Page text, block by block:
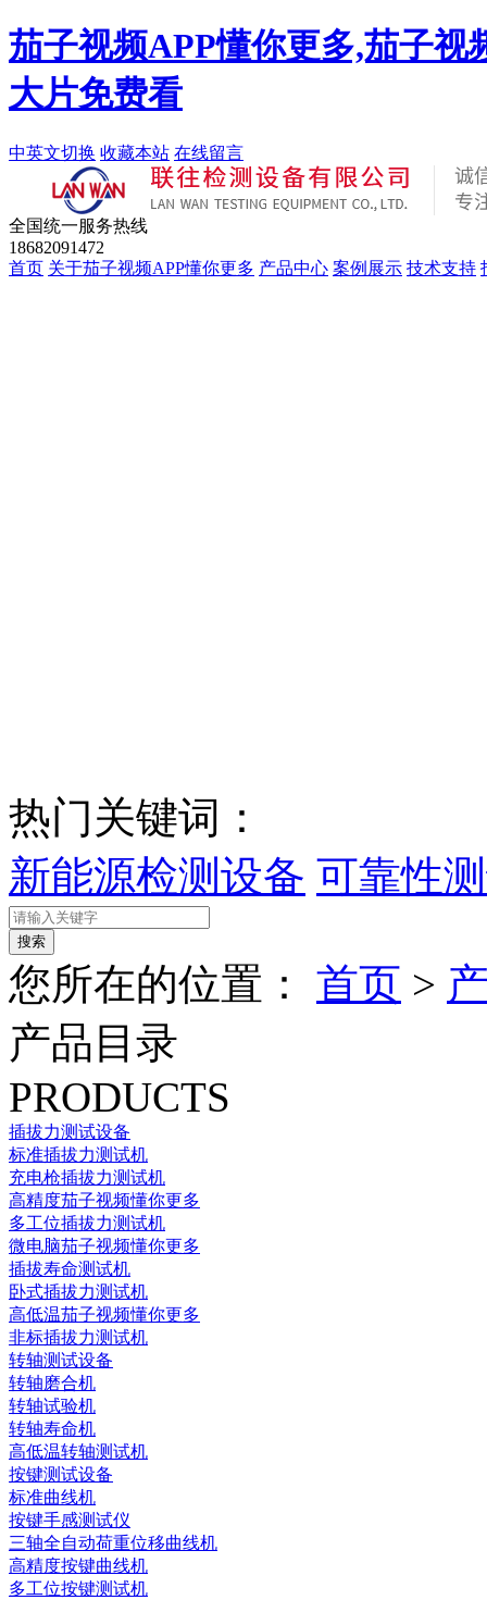
茄子视频APP懂你更多,茄子
大片免费看
中英文切换 收藏本站 在线留言
全国统一服务热线
18682091472
首页 关于茄子视频APP懂你更多 产品中心 案例展示 技术支持
热门关键词：
新能源检测设备 可靠性
您所在的位置： 首页 >
产品目录
PRODUCTS
插拔力测试设备
标准插拔力测试机
充电枪插拔力测试机
高精度茄子视频懂你更多
多工位插拔力测试机
微电脑茄子视频懂你更多
插拔寿命测试机
卧式插拔力测试机
高低温茄子视频懂你更多
非标插拔力测试机
转轴测试设备
转轴磨合机
转轴试验机
转轴寿命机
高低温转轴测试机
按键测试设备
标准曲线机
按键手感测试仪
三轴全自动荷重位移曲线机
高精度按键曲线机
多工位按键测试机